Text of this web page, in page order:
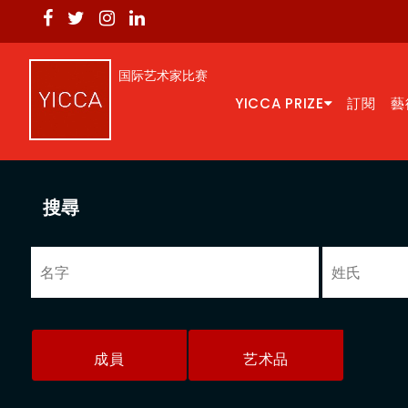
国际艺术家比赛
YICCA PRIZE 訂閱
搜尋
成員 艺术品